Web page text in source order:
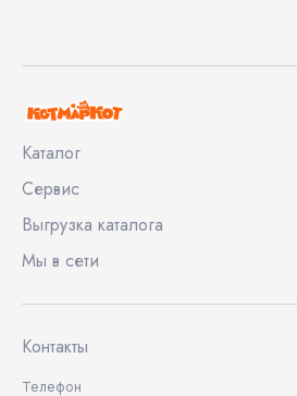
Каталог
Сервис
Выгрузка каталога
Мы в сети
Контакты
Телефон